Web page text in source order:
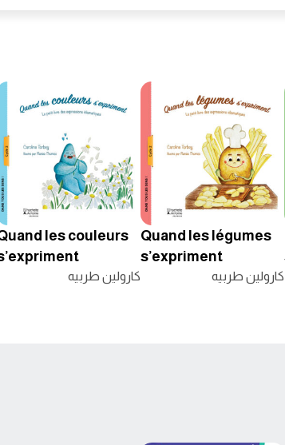
Quand les légumes
s’expriment
كارولين طربيه
les couleurs
كارولين طربيه